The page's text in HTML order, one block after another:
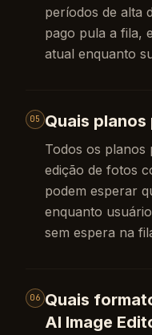
períodos de alta
pago pula a fila,
atual enquanto
05 Quais planos
Todos os planos
edição de fotos
podem esperar
enquanto
sem espera na
06 Quais
AI Image